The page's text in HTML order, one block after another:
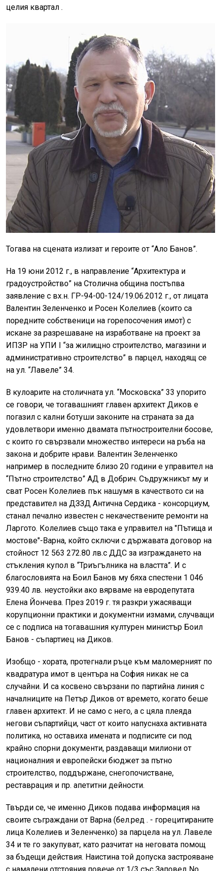
целия квартал .
Тогава на сцената излизат и героите от “Ало Банов”.
На 19 юни 2012 г., в направление “Архитектура и
градоустройство” на Столична община постъпва
заявление с вх.н. ГР-94-00-124/19.06.2012 г., от лицата
Валентин Зеленченко и Росен Колелиев (които са
поредните собственици на горепосочения имот) с
искане за разрешаване на изработване на проект за
ИПЗР на УПИ I “за жилищно строителство, магазини и
административно строителство” в парцел, находящ се
на ул. “Лавеле” 34.
В кулоарите на столичната ул. “Московска” 33 упорито
се говори, че тогавашният главен архитект Диков е
погазил с кални ботуши законите на страната за да
удовлетвори именно двамата пътностроителни босове,
с които го свързвали множество интереси на ръба на
закона и добрите нрави. Валентин Зеленченко
например в последните близо 20 години е управител на
“Пътно строителство” АД в Добрич. Съдружникът му и
сват Росен Колелиев пък нашумя в качеството си на
представител на ДЗЗД Антична Сердика - консорциум,
станал печално известен с некачествените ремонти на
Ларгото. Колелиев също така е управител на "Пътища и
мостове"-Варна, който сключи с държавата договор на
стойност 12 563 272.80 лв.с ДДС за изграждането на
стъкления купол в “Триъгълника на властта”. И с
благословията на Боил Банов му бяха спестени 1 046
939.40 лв. неустойки ако вярваме на евродепутата
Елена Йончева. През 2019 г. тя разкри ужасяващи
корупционни практики и документни измами, случващи
се с подписа на тогавашния културен министър Боил
Банов - съпартиец на Диков.
Изобщо - хората, протегнали ръце към маломерният по
квадратура имот в центъра на София никак не са
случайни. И са косвено свързани по партийна линия с
началниците на Петър Диков от времето, когато беше
главен архитект. И не само с него, а с цяла плеяда
негови съпартийци, част от които напуснаха активната
политика, но оставиха имената и подписите си под
крайно спорни документи, раздаващи милиони от
националния и европейски бюджет за пътно
строителство, поддържане, снегопочистване,
реставрация и пр. апетитни дейности.
Твърди се, че именно Диков подава информация на
своите съграждани от Варна (бел.ред . - горецитираните
лица Колелиев и Зеленченко) за парцела на ул. Лавеле
34 и те го закупуват, като разчитат на неговата помощ
за бъдещи действия. Наистина той допуска застрояване
с намалени отстояния повече от 1/3 със Заповед No